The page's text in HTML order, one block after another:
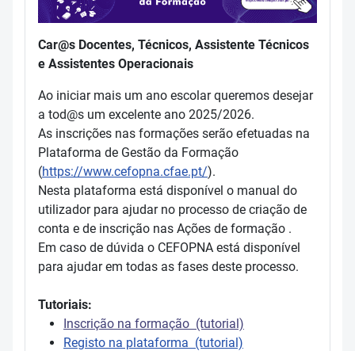
Car@s Docentes, Técnicos, Assistente Técnicos
e Assistentes Operacionais
Ao iniciar mais um ano escolar queremos desejar
a tod@s um excelente ano 2025/2026.
As inscrições nas formações serão efetuadas na
Plataforma de Gestão da Formação
(https://www.cefopna.cfae.pt/).
Nesta plataforma está disponível o manual do
utilizador para ajudar no processo de criação de
conta e de inscrição nas Ações de formação .
Em caso de dúvida o CEFOPNA está disponível
para ajudar em todas as fases deste processo.
Tutoriais:
Inscrição na formação (tutorial)
Registo na plataforma (tutorial)